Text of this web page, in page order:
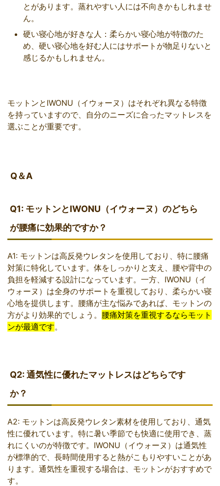
とがあります。蒸れやすい人には不向きかもしれませ
ん。
硬い寝心地が好きな人：柔らかい寝心地が特徴のた
め、硬い寝心地を好む人にはサポートが物足りないと
感じるかもしれません。
モットンとIWONU（イウォーヌ）はそれぞれ異なる特徴
を持っていますので、自分のニーズに合ったマットレスを
選ぶことが重要です。
Q＆A
Q1: モットンとIWONU（イウォーヌ）のどちら
が腰痛に効果的ですか？
A1: モットンは高反発ウレタンを使用しており、特に腰痛
対策に特化しています。体をしっかりと支え、腰や背中の
負担を軽減する設計になっています。一方、IWONU（イ
ウォーヌ）は全身のサポートを重視しており、柔らかい寝
心地を提供します。腰痛が主な悩みであれば、モットンの
方がより効果的でしょう。 腰痛対策を重視するならモット
ンが最適です。
Q2: 通気性に優れたマットレスはどちらです
か？
A2: モットンは高反発ウレタン素材を使用しており、通気
性に優れています。特に暑い季節でも快適に使用でき、蒸
れにくいのが特徴です。IWONU（イウォーヌ）は通気性
が標準的で、長時間使用すると熱がこもりやすいことがあ
ります。通気性を重視する場合は、モットンがおすすめで
す。